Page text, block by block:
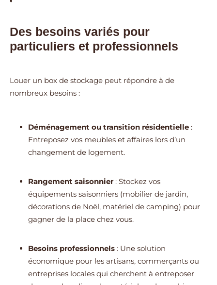
Des besoins variés pour
particuliers et professionnels
Louer un box de stockage peut répondre à de
nombreux besoins :
Déménagement ou transition résidentielle :
Entreposez vos meubles et affaires lors d’un
changement de logement.
Rangement saisonnier : Stockez vos
équipements saisonniers (mobilier de jardin,
décorations de Noël, matériel de camping) pour
gagner de la place chez vous.
Besoins professionnels : Une solution
économique pour les artisans, commerçants ou
entreprises locales qui cherchent à entreposer